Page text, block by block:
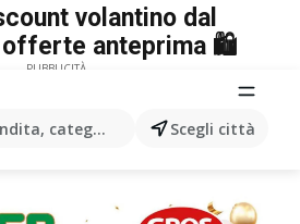
categorie, prodotti...Scegli città
volantino dal
offerte anteprima 🛍️
PUBBLICITÀ